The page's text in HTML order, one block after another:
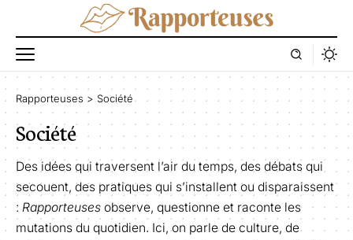
Rapporteuses > Société
Société
Des idées qui traversent l’air du temps, des débats qui
secouent, des pratiques qui s’installent ou disparaissent
: Rapporteuses observe, questionne et raconte les
mutations du quotidien. Ici, on parle de culture, de